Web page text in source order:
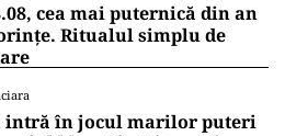
cea mai puternică din an
Ritualul simplu de
intră în jocul marilor puteri